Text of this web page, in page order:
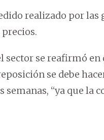
realizado por las
sector se reafirmó
se debe
“ya que la